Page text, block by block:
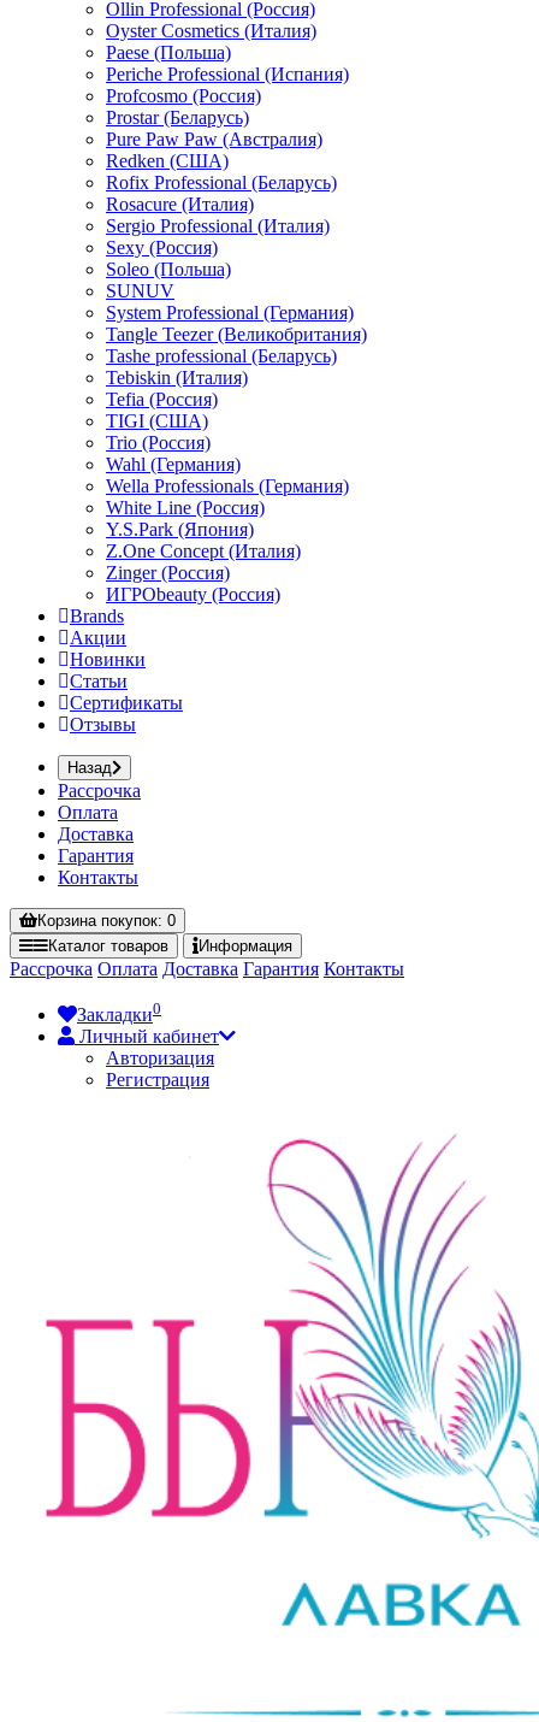
Ollin Professional (Россия)
Oyster Cosmetics (Италия)
Paese (Польша)
Periche Professional (Испания)
Profcosmo (Россия)
Prostar (Беларусь)
Pure Paw Paw (Австралия)
Redken (США)
Rofix Professional (Беларусь)
Rosacure (Италия)
Sergio Professional (Италия)
Sexy (Россия)
Soleo (Польша)
SUNUV
System Professional (Германия)
Tangle Teezer (Великобритания)
Tashe professional (Беларусь)
Tebiskin (Италия)
Tefia (Россия)
TIGI (США)
Trio (Россия)
Wahl (Германия)
Wella Professionals (Германия)
White Line (Россия)
Y.S.Park (Япония)
Z.One Concept (Италия)
Zinger (Россия)
ИГРОbeauty (Россия)
Brands
Акции
Новинки
Статьи
Сертификаты
Отзывы
Назад
Рассрочка
Оплата
Доставка
Гарантия
Контакты
Корзинапокупок: 0
Каталог товаров Информация
Рассрочка Оплата Доставка Гарантия Контакты
Закладки0
Личный кабинет
Авторизация
Регистрация